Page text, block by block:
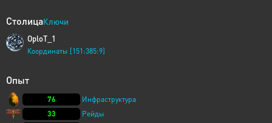
СтолицаКлючи
OploT_1
Координаты [151:385:9]
Опыт
76
Инфраструктура
33
Рейды